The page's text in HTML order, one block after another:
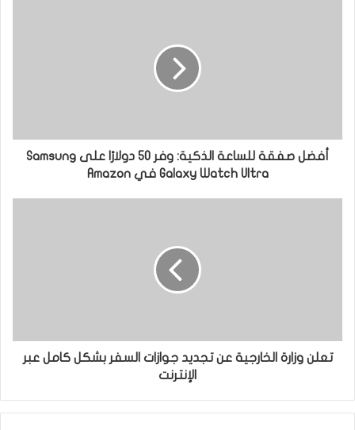
أفضل صفقة للساعة الذكية: وفر 50 دولارًا على Samsung
Galaxy Watch Ultra في Amazon
تعلن وزارة الخارجية عن تجديد جوازات السفر بشكل كامل عبر
الإنترنت